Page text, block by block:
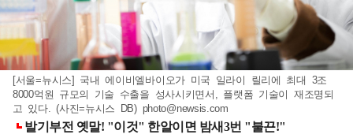
[서울=뉴시스] 국내 에이비엘바이오가 미국 일라이 릴리에 최대 3조
8000억원 규모의 기술 수출을 성사시키면서, 플랫폼 기술이 재조명되
고 있다. (사진=뉴시스 DB) photo@newsis.com